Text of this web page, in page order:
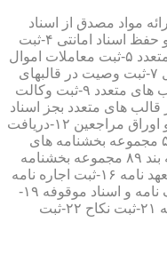
اسناد مطابق مقررات قانونی ۲-ارائه مواد مصدق از اسناد
ثبت شده ۳-تصدیق صحت امضاء،قبول و حفظ اسناد امانتی ۴-ثبت
معاملات شرطی و رهنی در قالب های متعدد ۵-ثبت معاملات اموال
منقول ۶-ثبت معاملات اموال غیر منقول ۷-ثبت وصیت در قالبهای
عهدی و تکمیلی ۸-ثبت اقرارنامه در قالب های متعدد ۹-ثبت وکالت
امضاء در قالب های متعدد بجز اسناد
مالی و معاملاتی ۱۱-تصدیق کپی اسناد و اوراق مراجعین ۱۲-دریافت
قبوض سپرده مستاجرین در قالب بند ۵۲ مجموعه بخشنامه های
ثبتی ۱۳-صدور گواهی عدم انجام معامله بند ۸۹ مجموعه بخشنامه
های ثبتی ۱۴-ثبت رضایت نامه ۱۵-ثبت تعهد نامه ۱۶-ثبت اجاره نامه
۱۷-ثبت معاملات سرقفلی ۱۸-ثبت وقف نامه و اسناد موقوفه ۱۹-
ثبت اسناد ضمانت نامه ۲۰-صدور اجرائیه ۲۱-ثبت نکاح ۲۲-ثبت